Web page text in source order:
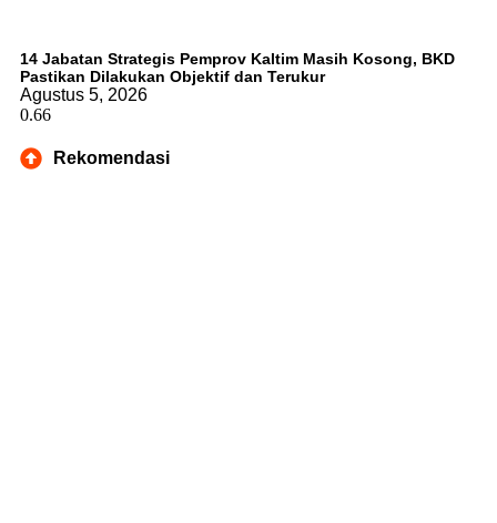
14 Jabatan Strategis Pemprov Kaltim Masih Kosong, BKD
Pastikan Dilakukan Objektif dan Terukur
Agustus 5, 2026
Rekomendasi